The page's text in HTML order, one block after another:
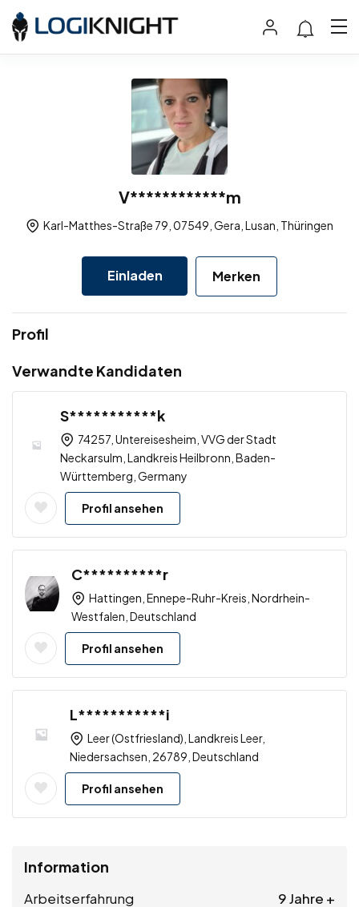
V************m
Karl-Matthes-Straße 79, 07549, Gera, Lusan, Thüringen
Einladen Merken
Profil
Verwandte Kandidaten
S***********k
74257, Untereisesheim, VVG der Stadt
Neckarsulm, Landkreis Heilbronn, Baden-
Württemberg, Germany
Profil ansehen
C**********r
Hattingen, Ennepe-Ruhr-Kreis, Nordrhein-
Westfalen, Deutschland
Profil ansehen
L***********i
Leer (Ostfriesland), Landkreis Leer,
Niedersachsen, 26789, Deutschland
Profil ansehen
Information
Arbeitserfahrung 9 Jahre +